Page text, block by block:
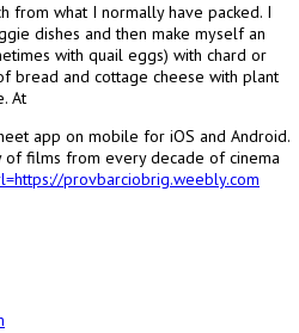
from what I normally have packed. I
dishes and then make myself an
with quail eggs) with chard or
bread and cottage cheese with plant
At
app on mobile for iOS and Android.
of films from every decade of cinema
provbarciobrig.weebly.com